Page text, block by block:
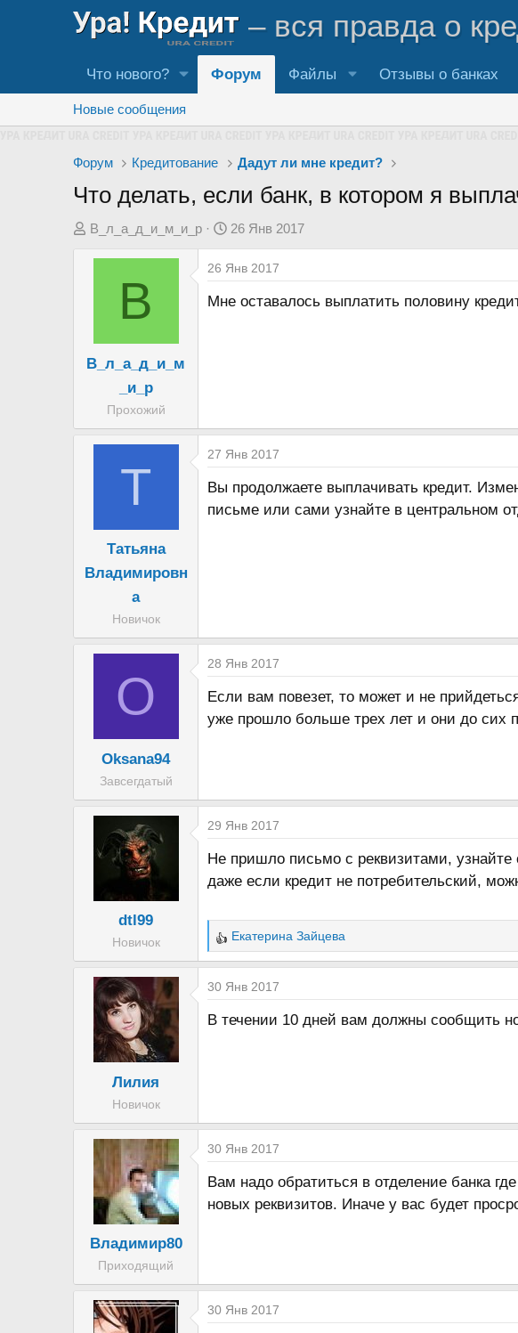
– вся правда о
Что нового? Форум Файлы Отзывы о банках
Новые сообщения
Форум Кредитование Дадут ли мне кредит?
Что делать, если банк, в котором я
А
е
В_л_а_д_и_м_и_р
Д
а
т
26 Янв 2017
В
В_л_а_д_и_м
_и_р
Прохожий
26 Янв 2017
Мне оставалось выплатить половину
Т
Татьяна
Владимировн
а
Новичок
27 Янв 2017
Вы продолжаете выплачивать кредит.
письме или сами узнайте в центральном
O
Oksana94
Завсегдатый
28 Янв 2017
Если вам повезет, то может и не
уже прошло больше трех лет и они до сих
dtl99
Новичок
29 Янв 2017
Не пришло письмо с реквизитами,
даже если кредит не потребительский,
Р
е
а
к
ц
Екатерина Зайцева
Лилия
Новичок
30 Янв 2017
В течении 10 дней вам должны сообщить
Владимир80
Приходящий
30 Янв 2017
Вам надо обратиться в отделение банка
новых реквизитов. Иначе у вас будет
30 Янв 2017